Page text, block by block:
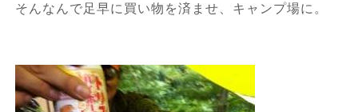
そんなんで足早に買い物を済ませ、キャンプ場に。